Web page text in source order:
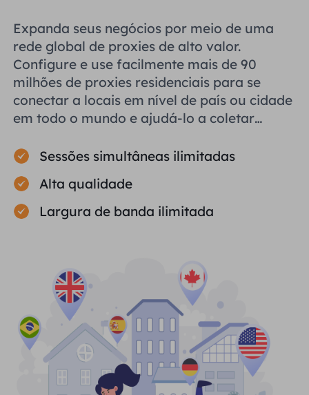
Expanda seus negócios por meio de uma
rede global de proxies de alto valor.
Configure e use facilmente mais de 90
milhões de proxies residenciais para se
conectar a locais em nível de país ou cidade
em todo o mundo e ajudá-lo a coletar
Sessões simultâneas ilimitadas
Alta qualidade
Largura de banda ilimitada